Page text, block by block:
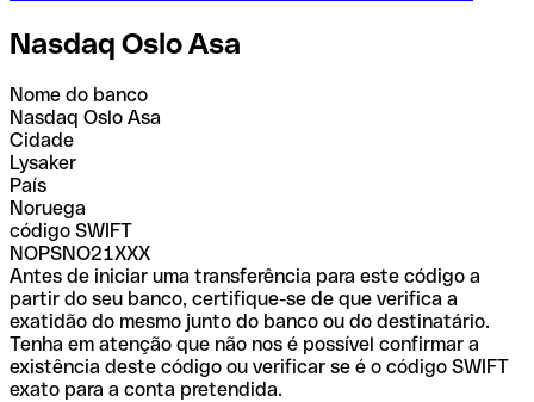
Nasdaq Oslo Asa
Nome do banco
Nasdaq Oslo Asa
Cidade
Lysaker
País
Noruega
código SWIFT
NOPSNO21XXX
Antes de iniciar uma transferência para este código a
partir do seu banco, certifique-se de que verifica a
exatidão do mesmo junto do banco ou do destinatário.
Tenha em atenção que não nos é possível confirmar a
existência deste código ou verificar se é o código SWIFT
exato para a conta pretendida.